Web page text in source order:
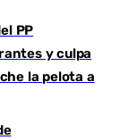
PP
y culpa
la pelota a